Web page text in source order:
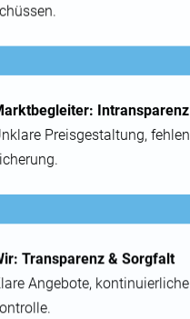
In­transparenz
Preis­gestaltung,
Trans­parenz & Sorg­falt
An­gebote,